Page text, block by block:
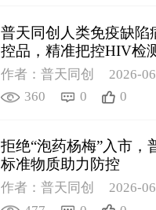
普天同创人类免疫缺陷
控品，精准把控HIV检
作者：普天同创
2026-
360
0 0
拒绝“泡药杨梅”入市，
标准物质助力防控
作者：普天同创
2026-